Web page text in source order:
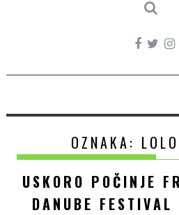
OZNAKA:
USKORO POČINJE
DANUBE